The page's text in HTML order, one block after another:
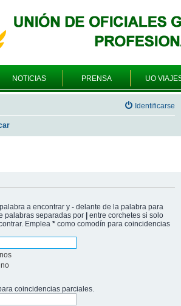
NOTICIAS PRENSA UO
Identificarse
a encontrar y - delante de la palabra para
palabras separadas por | entre corchetes si solo
Emplea * como comodín para coincidencias
coincidencias parciales.